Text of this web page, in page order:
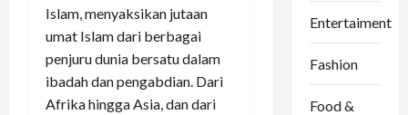
Islam, menyaksikan jutaan
umat Islam dari berbagai
penjuru dunia bersatu dalam
ibadah dan pengabdian. Dari
Afrika hingga Asia, dan dari
Entertaiment
Fashion
Food &